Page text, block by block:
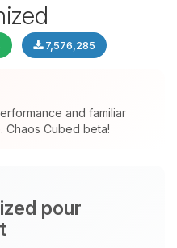
7,576,285
and familiar
Chaos Cubed beta!
pour
remuer mes
t’aider.